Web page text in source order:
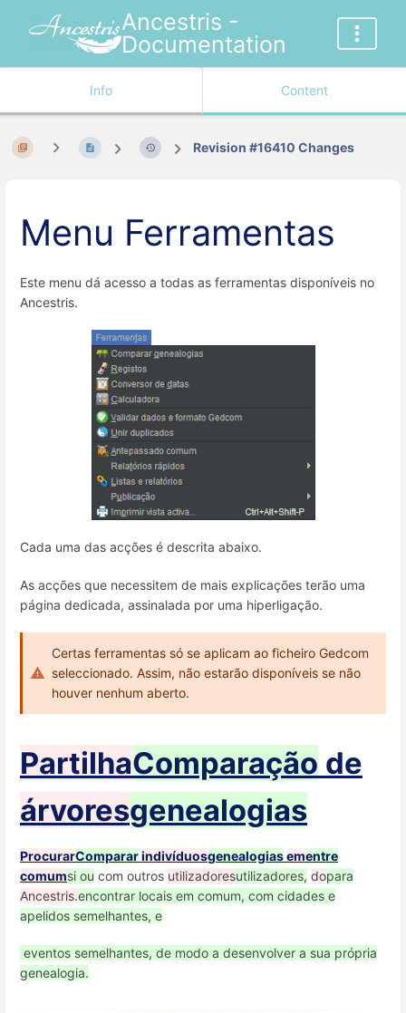
Ancestris -
Documentation
Info Content
Revision #16410 Changes
Menu Ferramentas
Este menu dá acesso a todas as ferramentas disponíveis no
Ancestris.
Cada uma das acções é descrita abaixo.
As acções que necessitem de mais explicações terão uma
página dedicada, assinalada por uma hiperligação.
Certas ferramentas só se aplicam ao ficheiro Gedcom
seleccionado. Assim, não estarão disponíveis se não
houver nenhum aberto.
PartilhaComparação de
árvoresgenealogias
ProcurarCompararindivíduosgenealogiasementre
comumsi ou com outros utilizadoresutilizadores, dopara
Ancestris.encontrar locais em comum, com cidades e
apelidos semelhantes, e
eventos semelhantes, de modo a desenvolver a sua própria
genealogia.